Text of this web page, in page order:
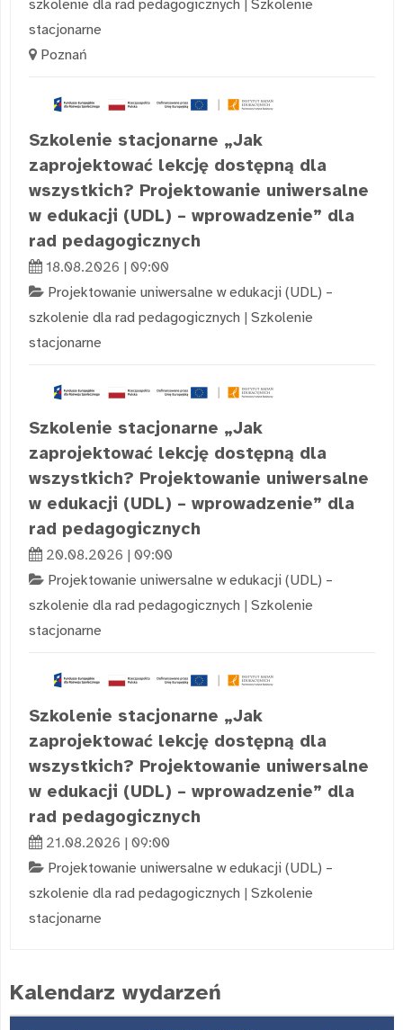
szkolenie dla rad pedagogicznych
Szkolenie
stacjonarne
Poznań
Szkolenie stacjonarne „Jak
zaprojektować lekcję dostępną dla
wszystkich? Projektowanie uniwersalne
w edukacji (UDL) – wprowadzenie” dla
rad pedagogicznych
18.08.2026 | 09:00
Projektowanie uniwersalne w edukacji (UDL) –
szkolenie dla rad pedagogicznych | Szkolenie
stacjonarne
Szkolenie stacjonarne „Jak
zaprojektować lekcję dostępną dla
wszystkich? Projektowanie uniwersalne
w edukacji (UDL) – wprowadzenie” dla
rad pedagogicznych
20.08.2026 | 09:00
Projektowanie uniwersalne w edukacji (UDL) –
szkolenie dla rad pedagogicznych | Szkolenie
stacjonarne
Szkolenie stacjonarne „Jak
zaprojektować lekcję dostępną dla
wszystkich? Projektowanie uniwersalne
w edukacji (UDL) – wprowadzenie” dla
rad pedagogicznych
21.08.2026 | 09:00
Projektowanie uniwersalne w edukacji (UDL) –
szkolenie dla rad pedagogicznych | Szkolenie
stacjonarne
Kalendarz wydarzeń